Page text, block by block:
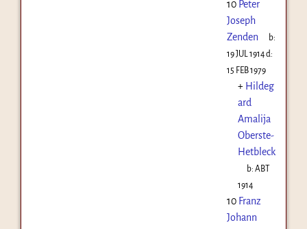
10 Peter
Joseph
Zenden
b:
19 JUL 1914d:
15 FEB 1979
+ Hildeg
ard
Amalija
Oberste-
Hetbleck
b:ABT
1914
10 Franz
Johann